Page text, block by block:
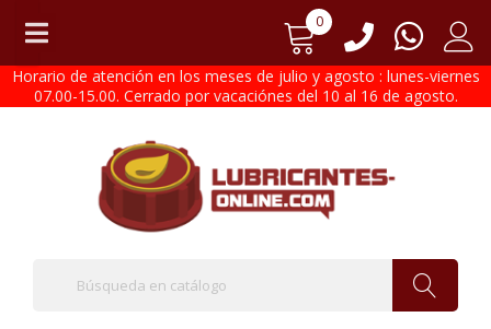
0
Horario de atención en los meses de julio y agosto : lunes-viernes
07.00-15.00. Cerrado por vacaciónes del 10 al 16 de agosto.